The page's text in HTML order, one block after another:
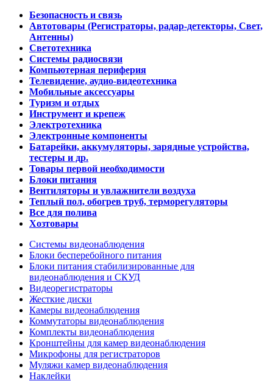
Безопасность и связь
Автотовары (Регистраторы, радар-детекторы, Свет,
Антенны)
Светотехника
Системы радиосвязи
Компьютерная периферия
Телевидение, аудио-видеотехника
Мобильные аксессуары
Туризм и отдых
Инструмент и крепеж
Электротехника
Электронные компоненты
Батарейки, аккумуляторы, зарядные устройства,
тестеры и др.
Товары первой необходимости
Блоки питания
Вентиляторы и увлажнители воздуха
Теплый пол, обогрев труб, терморегуляторы
Все для полива
Хозтовары
Системы видеонаблюдения
Блоки бесперебойного питания
Блоки питания стабилизированные для
видеонаблюдения и СКУД
Видеорегистраторы
Жесткие диски
Камеры видеонаблюдения
Коммутаторы видеонаблюдения
Комплекты видеонаблюдения
Кронштейны для камер видеонаблюдения
Микрофоны для регистраторов
Муляжи камер видеонаблюдения
Наклейки